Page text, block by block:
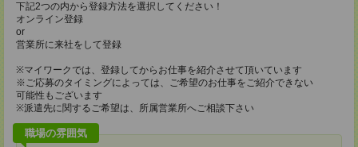
下記2つの内から登録方法を選択してください！
オンライン登録
or
営業所に来社をして登録
※マイワークでは、登録してからお仕事を紹介させて頂いています
※ご応募のタイミングによっては、ご希望のお仕事をご紹介できない
可能性もございます
※派遣先に関するご希望は、所属営業所へご相談下さい
職場の雰囲気